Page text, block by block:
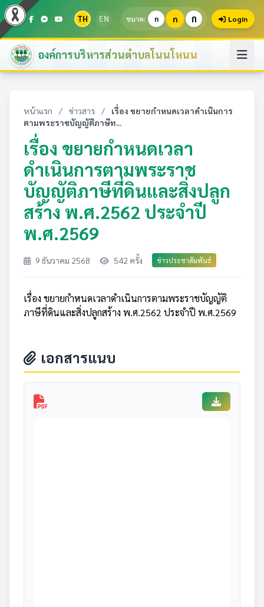
TH EN ขนาด: ก ก ก Login
องค์การบริหารส่วนตำบลโนนโหนน
หน้าแรก / ข่าวสาร /
เรื่อง ขยายกำหนดเวลาดำเนินการ
ตามพระราชบัญญัติภาษีท...
เรื่อง ขยายกำหนดเวลา
ดำเนินการตามพระราช
บัญญัติภาษีที่ดินและสิ่งปลูก
สร้าง พ.ศ.2562 ประจำปี
พ.ศ.2569
9 ธันวาคม 2568 542 ครั้ง ข่าวประชาสัมพันธ์
เรื่อง ขยายกำหนดเวลาดำเนินการตามพระราชบัญญัติ
ภาษีที่ดินและสิ่งปลูกสร้าง พ.ศ.2562 ประจำปี พ.ศ.2569
เอกสารแนบ